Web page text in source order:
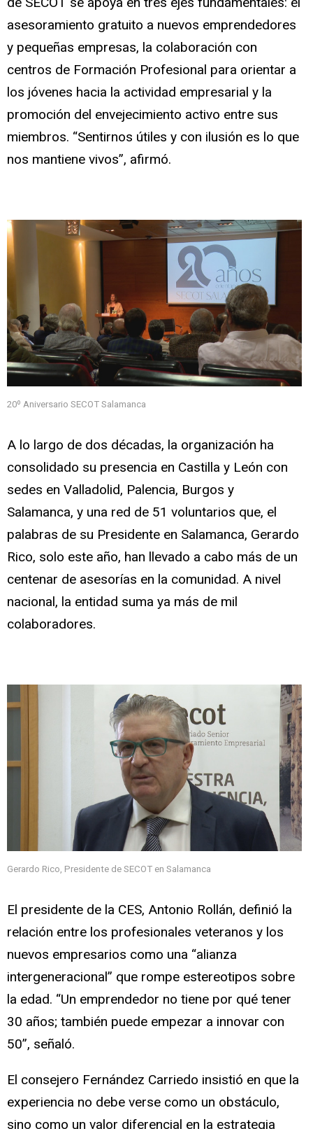
asesoramiento gratuito a nuevos emprendedores
y pequeñas empresas, la colaboración con
centros de Formación Profesional para orientar a
los jóvenes hacia la actividad empresarial y la
promoción del envejecimiento activo entre sus
miembros. “Sentirnos útiles y con ilusión es lo que
nos mantiene vivos”, afirmó.
20º Aniversario SECOT Salamanca
A lo largo de dos décadas, la organización ha
consolidado su presencia en Castilla y León con
sedes en Valladolid, Palencia, Burgos y
Salamanca, y una red de 51 voluntarios que, el
palabras de su Presidente en Salamanca, Gerardo
Rico, solo este año, han llevado a cabo más de un
centenar de asesorías en la comunidad. A nivel
nacional, la entidad suma ya más de mil
colaboradores.
Gerardo Rico, Presidente de SECOT en Salamanca
El presidente de la CES, Antonio Rollán, definió la
relación entre los profesionales veteranos y los
nuevos empresarios como una “alianza
intergeneracional” que rompe estereotipos sobre
la edad. “Un emprendedor no tiene por qué tener
30 años; también puede empezar a innovar con
50”, señaló.
El consejero Fernández Carriedo insistió en que la
experiencia no debe verse como un obstáculo,
sino como un valor diferencial en la estrategia